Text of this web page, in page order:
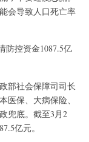
会导致人口死亡率
防控资金1087.5亿
部社会保障司司长
医保、大病保险、
兜底。截至3月2
亿元。